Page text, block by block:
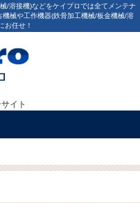
/溶接機)などをケイプロでは全てメンテナ
械や工作機器(鉄骨加工機械/板金機械/溶
お任せ！
イト